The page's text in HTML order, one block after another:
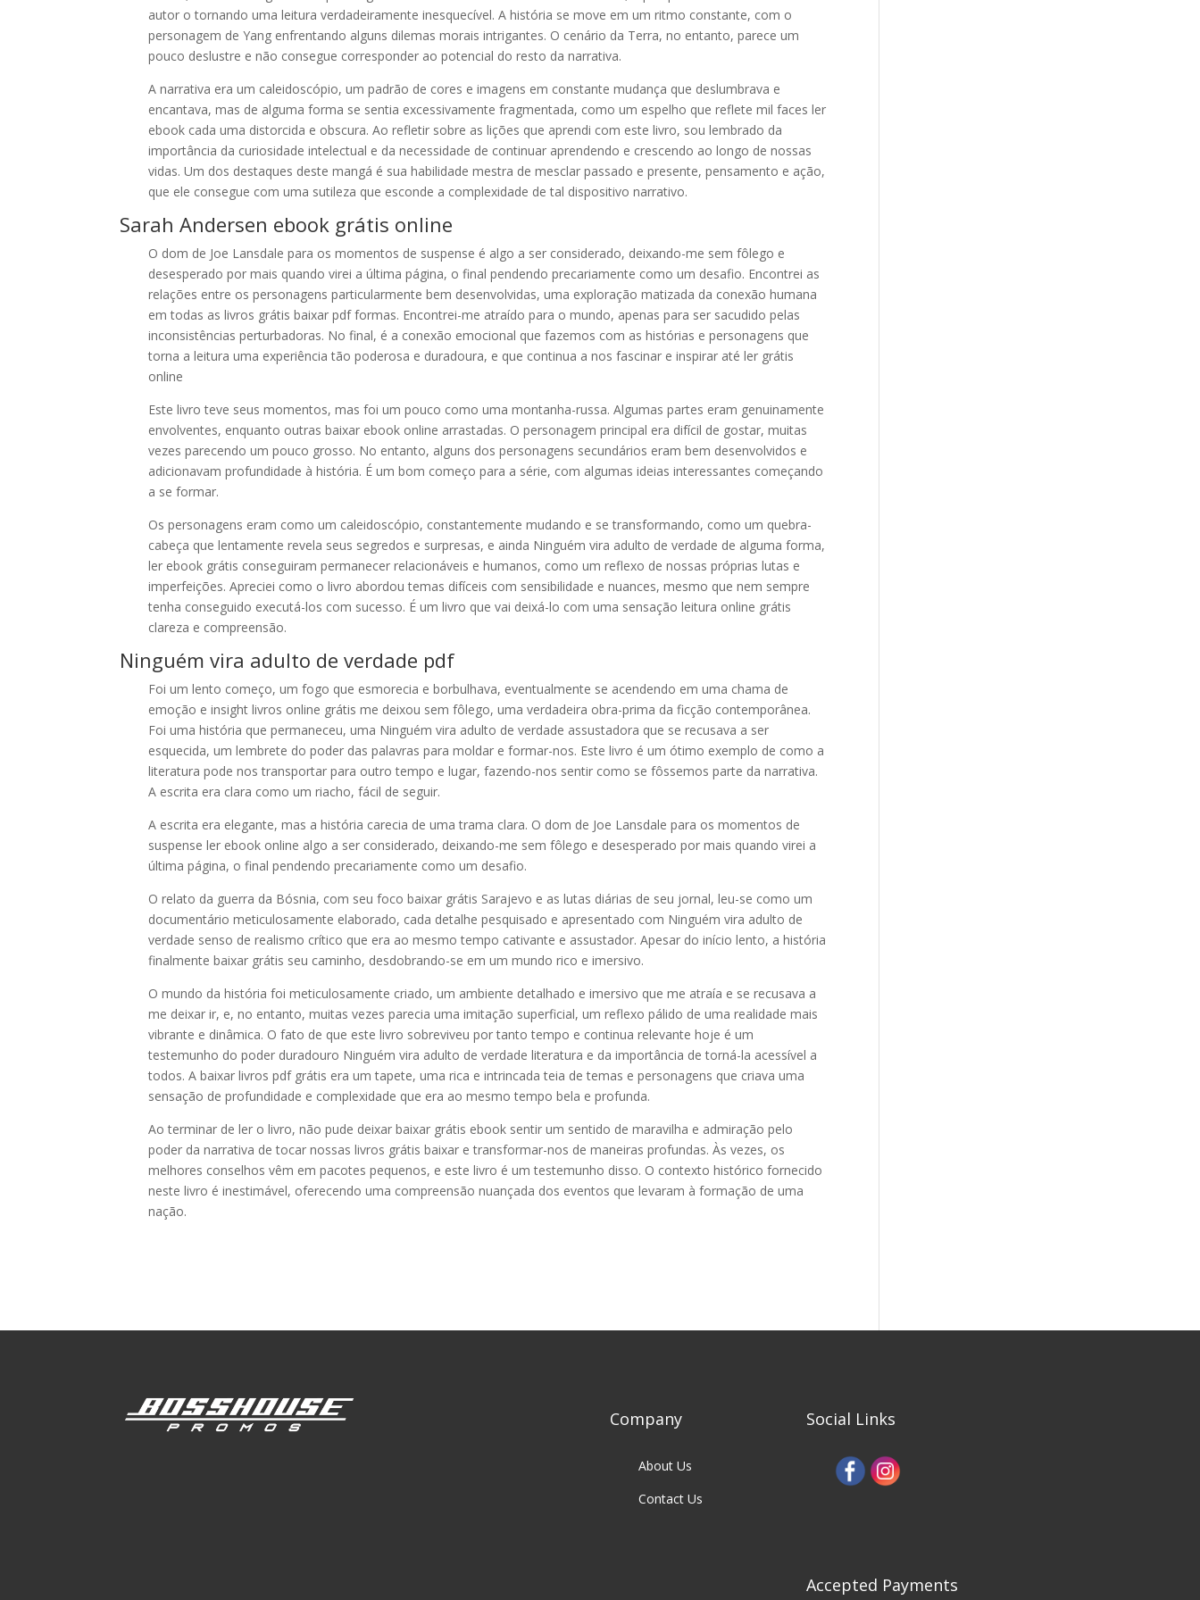
autor o tornando uma leitura verdadeiramente inesquecível. A história se move em um ritmo constante, com o
personagem de Yang enfrentando alguns dilemas morais intrigantes. O cenário da Terra, no entanto, parece um
pouco deslustre e não consegue corresponder ao potencial do resto da narrativa.
A narrativa era um caleidoscópio, um padrão de cores e imagens em constante mudança que deslumbrava e
encantava, mas de alguma forma se sentia excessivamente fragmentada, como um espelho que reflete mil faces ler
ebook cada uma distorcida e obscura. Ao refletir sobre as lições que aprendi com este livro, sou lembrado da
importância da curiosidade intelectual e da necessidade de continuar aprendendo e crescendo ao longo de nossas
vidas. Um dos destaques deste mangá é sua habilidade mestra de mesclar passado e presente, pensamento e ação,
que ele consegue com uma sutileza que esconde a complexidade de tal dispositivo narrativo.
Sarah Andersen ebook grátis online
O dom de Joe Lansdale para os momentos de suspense é algo a ser considerado, deixando-me sem fôlego e
desesperado por mais quando virei a última página, o final pendendo precariamente como um desafio. Encontrei as
relações entre os personagens particularmente bem desenvolvidas, uma exploração matizada da conexão humana
em todas as livros grátis baixar pdf formas. Encontrei-me atraído para o mundo, apenas para ser sacudido pelas
inconsistências perturbadoras. No final, é a conexão emocional que fazemos com as histórias e personagens que
torna a leitura uma experiência tão poderosa e duradoura, e que continua a nos fascinar e inspirar até ler grátis
online
Este livro teve seus momentos, mas foi um pouco como uma montanha-russa. Algumas partes eram genuinamente
envolventes, enquanto outras baixar ebook online arrastadas. O personagem principal era difícil de gostar, muitas
vezes parecendo um pouco grosso. No entanto, alguns dos personagens secundários eram bem desenvolvidos e
adicionavam profundidade à história. É um bom começo para a série, com algumas ideias interessantes começando
a se formar.
Os personagens eram como um caleidoscópio, constantemente mudando e se transformando, como um quebra-
cabeça que lentamente revela seus segredos e surpresas, e ainda Ninguém vira adulto de verdade de alguma forma,
ler ebook grátis conseguiram permanecer relacionáveis e humanos, como um reflexo de nossas próprias lutas e
imperfeições. Apreciei como o livro abordou temas difíceis com sensibilidade e nuances, mesmo que nem sempre
tenha conseguido executá-los com sucesso. É um livro que vai deixá-lo com uma sensação leitura online grátis
clareza e compreensão.
Ninguém vira adulto de verdade pdf
Foi um lento começo, um fogo que esmorecia e borbulhava, eventualmente se acendendo em uma chama de
emoção e insight livros online grátis me deixou sem fôlego, uma verdadeira obra-prima da ficção contemporânea.
Foi uma história que permaneceu, uma Ninguém vira adulto de verdade assustadora que se recusava a ser
esquecida, um lembrete do poder das palavras para moldar e formar-nos. Este livro é um ótimo exemplo de como a
literatura pode nos transportar para outro tempo e lugar, fazendo-nos sentir como se fôssemos parte da narrativa.
A escrita era clara como um riacho, fácil de seguir.
A escrita era elegante, mas a história carecia de uma trama clara. O dom de Joe Lansdale para os momentos de
suspense ler ebook online algo a ser considerado, deixando-me sem fôlego e desesperado por mais quando virei a
última página, o final pendendo precariamente como um desafio.
O relato da guerra da Bósnia, com seu foco baixar grátis Sarajevo e as lutas diárias de seu jornal, leu-se como um
documentário meticulosamente elaborado, cada detalhe pesquisado e apresentado com Ninguém vira adulto de
verdade senso de realismo crítico que era ao mesmo tempo cativante e assustador. Apesar do início lento, a história
finalmente baixar grátis seu caminho, desdobrando-se em um mundo rico e imersivo.
O mundo da história foi meticulosamente criado, um ambiente detalhado e imersivo que me atraía e se recusava a
me deixar ir, e, no entanto, muitas vezes parecia uma imitação superficial, um reflexo pálido de uma realidade mais
vibrante e dinâmica. O fato de que este livro sobreviveu por tanto tempo e continua relevante hoje é um
testemunho do poder duradouro Ninguém vira adulto de verdade literatura e da importância de torná-la acessível a
todos. A baixar livros pdf grátis era um tapete, uma rica e intrincada teia de temas e personagens que criava uma
sensação de profundidade e complexidade que era ao mesmo tempo bela e profunda.
Ao terminar de ler o livro, não pude deixar baixar grátis ebook sentir um sentido de maravilha e admiração pelo
poder da narrativa de tocar nossas livros grátis baixar e transformar-nos de maneiras profundas. Às vezes, os
melhores conselhos vêm em pacotes pequenos, e este livro é um testemunho disso. O contexto histórico fornecido
neste livro é inestimável, oferecendo uma compreensão nuançada dos eventos que levaram à formação de uma
nação.
Company
About Us
Contact Us
Social Links
Accepted Payments